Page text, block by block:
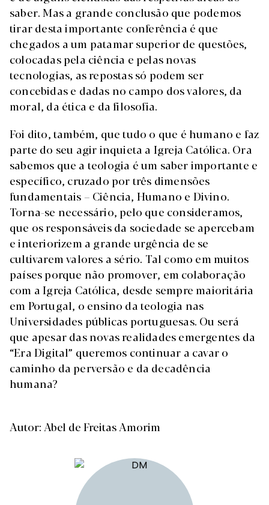
saber. Mas a grande conclusão que podemos
tirar desta importante conferência é que
chegados a um patamar superior de questões,
colocadas pela ciência e pelas novas
tecnologias, as repostas só podem ser
concebidas e dadas no campo dos valores, da
moral, da ética e da filosofia.
Foi dito, também, que tudo o que é humano e faz
parte do seu agir inquieta a Igreja Católica. Ora
sabemos que a teologia é um saber importante e
específico, cruzado por três dimensões
fundamentais – Ciência, Humano e Divino.
Torna-se necessário, pelo que consideramos,
que os responsáveis da sociedade se apercebam
e interiorizem a grande urgência de se
cultivarem valores a sério. Tal como em muitos
países porque não promover, em colaboração
com a Igreja Católica, desde sempre maioritária
em Portugal, o ensino da teologia nas
Universidades públicas portuguesas. Ou será
que apesar das novas realidades emergentes da
“Era Digital” queremos continuar a cavar o
caminho da perversão e da decadência
humana?
Autor: Abel de Freitas Amorim